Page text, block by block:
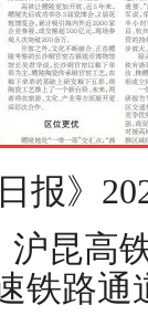
报》
沪昆高
铁路通